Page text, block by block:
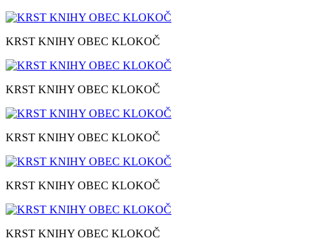
KRST KNIHY OBEC KLOKOČ
KRST KNIHY OBEC KLOKOČ
KRST KNIHY OBEC KLOKOČ
KRST KNIHY OBEC KLOKOČ
KRST KNIHY OBEC KLOKOČ